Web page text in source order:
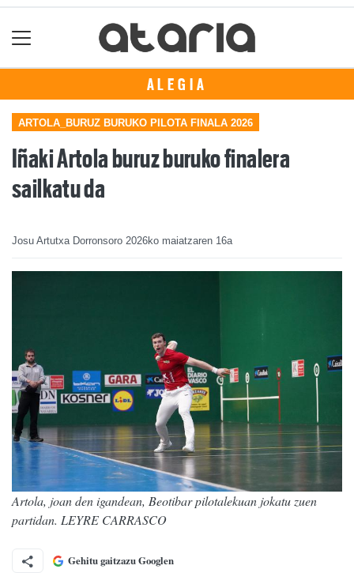
ALEGIA
ARTOLA_BURUZ BURUKO PILOTA FINALA 2026
Iñaki Artola buruz buruko finalera
sailkatu da
Josu Artutxa Dorronsoro 2026ko maiatzaren 16a
Artola, joan den igandean, Beotibar pilotalekuan jokatu zuen
partidan. LEYRE CARRASCO
Gehitu gaitzazu Googlen